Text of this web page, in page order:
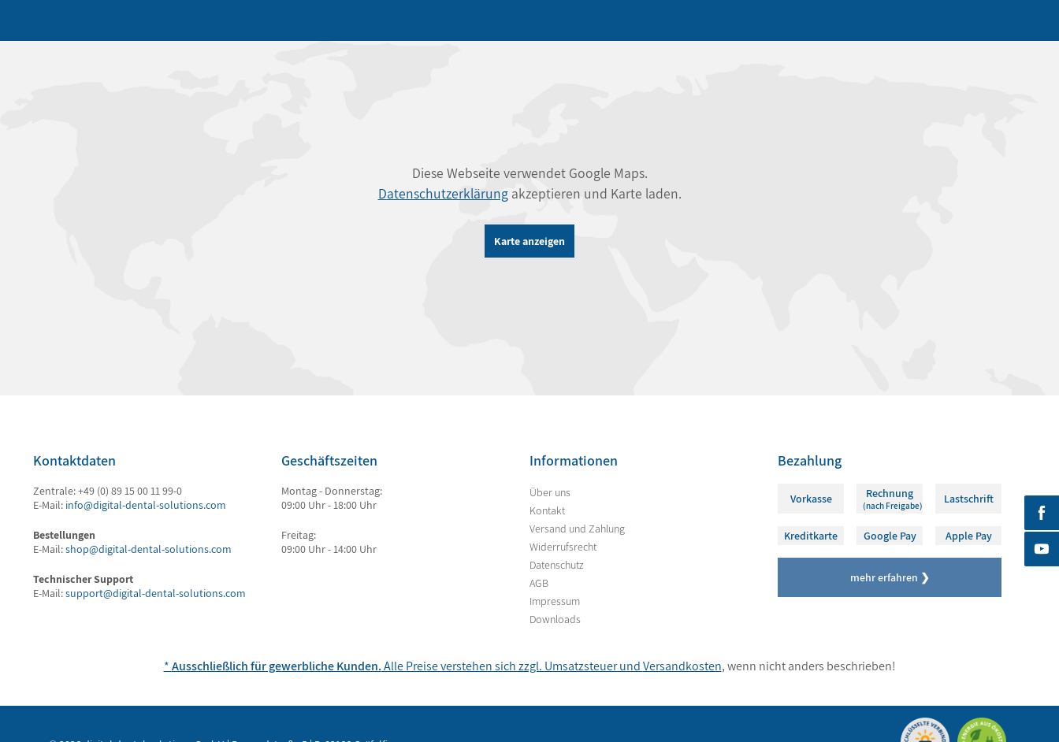
Diese Webseite verwendet Google Maps.
Datenschutzerklärungakzeptieren und Karte laden.
Karte anzeigen
Kontaktdaten
Zentrale: +49 (0) 89 15 00 11 99-0
E-Mail: info@digital-dental-solutions.com
Bestellungen
E-Mail:shop@digital-dental-solutions.com
Technischer Support
E-Mail:support@digital-dental-solutions.com
Geschäftszeiten
Montag - Donnerstag:
09:00 Uhr - 18:00 Uhr
Freitag:
09:00 Uhr - 14:00 Uhr
Informationen
Über uns
Kontakt
Versand und Zahlung
Widerrufsrecht
Datenschutz
AGB
Impressum
Downloads
Bezahlung
Vorkasse Rechnung
(nach Freigabe) Lastschrift
Kreditkarte Google Pay Apple Pay
mehr erfahren ❯
*Ausschließlich für gewerbliche Kunden.Alle Preise verstehen sich zzgl. Umsatzsteuer undVersandkosten, wenn nicht anders beschrieben!